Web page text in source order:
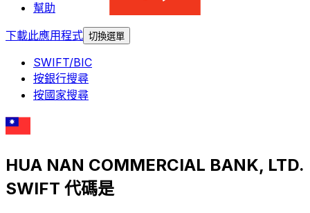
幫助
下載此應用程式 切換選單
SWIFT/BIC
按銀行搜尋
按國家搜尋
HUA NAN COMMERCIAL BANK, LTD.
SWIFT 代碼是